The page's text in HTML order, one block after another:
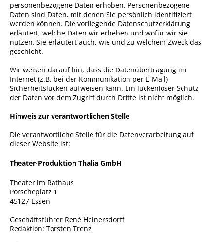
personenbezogene Daten erhoben. Personenbezogene
Daten sind Daten, mit denen Sie persönlich identifiziert
werden können. Die vorliegende Datenschutzerklärung
erläutert, welche Daten wir erheben und wofür wir sie
nutzen. Sie erläutert auch, wie und zu welchem Zweck das
geschieht.
Wir weisen darauf hin, dass die Datenübertragung im
Internet (z.B. bei der Kommunikation per E-Mail)
Sicherheitslücken aufweisen kann. Ein lückenloser Schutz
der Daten vor dem Zugriff durch Dritte ist nicht möglich.
Hinweis zur verantwortlichen Stelle
Die verantwortliche Stelle für die Datenverarbeitung auf
dieser Website ist:
Theater-Produktion Thalia GmbH
Theater im Rathaus
Porscheplatz 1
45127 Essen
Geschäftsführer René Heinersdorff
Redaktion: Torsten Trenz